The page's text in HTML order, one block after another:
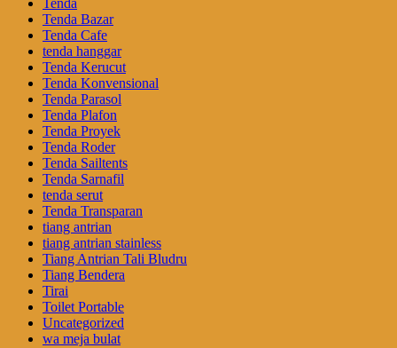
Tenda
Tenda Bazar
Tenda Cafe
tenda hanggar
Tenda Kerucut
Tenda Konvensional
Tenda Parasol
Tenda Plafon
Tenda Proyek
Tenda Roder
Tenda Sailtents
Tenda Sarnafil
tenda serut
Tenda Transparan
tiang antrian
tiang antrian stainless
Tiang Antrian Tali Bludru
Tiang Bendera
Tirai
Toilet Portable
Uncategorized
wa meja bulat